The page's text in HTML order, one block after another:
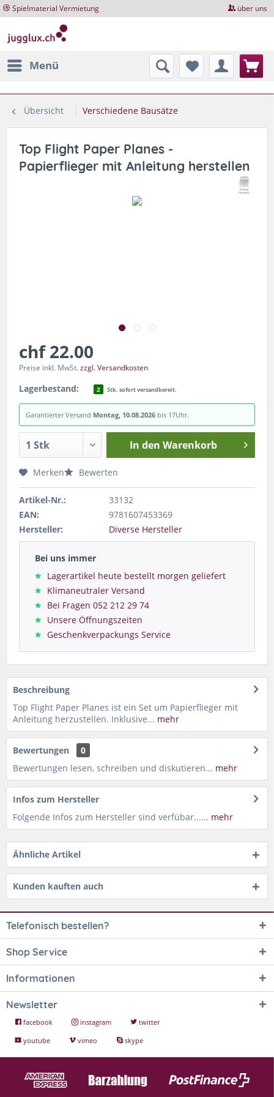
Spielmaterial Vermietung über uns
Menü
Übersicht Verschiedene Bausätze
Top Flight Paper Planes -
Papierflieger mit Anleitung herstellen
chf 22.00
Preise inkl. MwSt.zzgl. Versandkosten
Lagerbestand: 2 Stk. sofort versandbereit.
Garantierter Versand Montag, 10.08.2026 bis 17Uhr.
In den Warenkorb
Merken Bewerten
Artikel-Nr.:
33132
EAN:
9781607453369
Hersteller:
Diverse Hersteller
Bei uns immer
Lagerartikel heute bestellt morgen geliefert
Klimaneutraler Versand
Bei Fragen 052 212 29 74
Unsere Öffnungszeiten
Geschenkverpackungs Service
Beschreibung
Top Flight Paper Planes ist ein Set um Papierflieger mit
Anleitung herzustellen. Inklusive... mehr
Bewertungen
0
Bewertungen lesen, schreiben und diskutieren... mehr
Infos zum Hersteller
Folgende Infos zum Hersteller sind verfübar...... mehr
Ähnliche Artikel
Kunden kauften auch
Telefonisch bestellen?
Shop Service
Informationen
Newsletter
facebook instagram
twitter
youtube
vimeo skype